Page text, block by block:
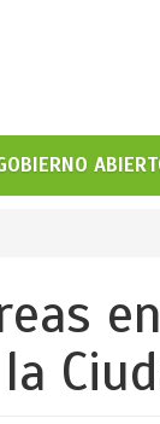
la